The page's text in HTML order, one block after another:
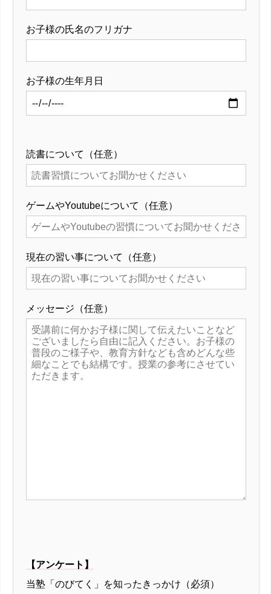
お子様の氏名のフリガナ
お子様の生年月日
読書について（任意）
ゲームやYoutubeについて（任意）
現在の習い事について（任意）
メッセージ（任意）
【アンケート】
当塾「のびてく」を知ったきっかけ（必須）